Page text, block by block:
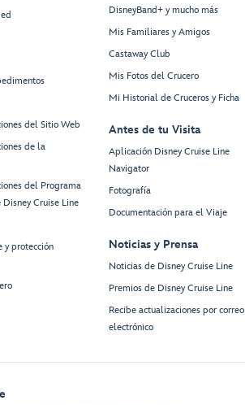
del Sitio Web
de la
del Programa
Cruise Line
y protección
DisneyBand+ y mucho más
Mis Familiares y Amigos
Castaway Club
Mis Fotos del Crucero
Mi Historial de Cruceros y Ficha
Antes de tu Visita
Aplicación Disney Cruise Line
Navigator
Fotografía
Documentación para el Viaje
Noticias y Prensa
Noticias de Disney Cruise Line
Premios de Disney Cruise Line
Recibe actualizaciones por correo
electrónico